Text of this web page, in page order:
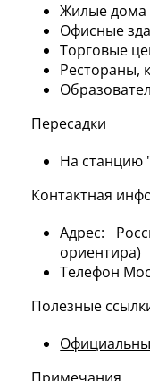
Жилые дома
Офисные
Торговые
Рестораны,
Пересадки
На станцию
Контактная
Адрес:
ориентира)
Телефон
Полезные